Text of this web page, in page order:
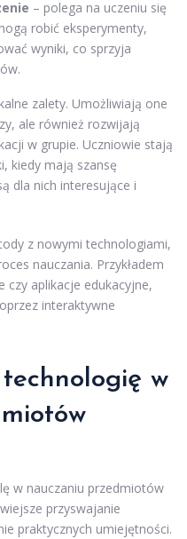
– polega na uczeniu się
robić eksperymenty,
wyniki, co sprzyja
zalety. Umożliwiają one
ale również rozwijają
w grupie. Uczniowie stają
kiedy mają szansę
dla nich interesujące i
z nowymi technologiami,
nauczania. Przykładem
aplikacje edukacyjne,
interaktywne
w
w nauczaniu przedmiotów
przyswajanie
praktycznych umiejętności.